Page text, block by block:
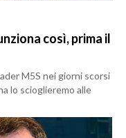
così, prima il
M5S nei giorni scorsi
lo scioglieremo alle